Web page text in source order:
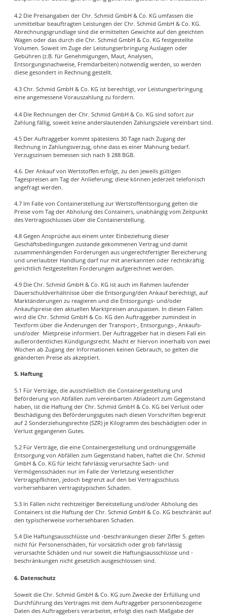
4.2 Die Preisangaben der Chr. Schmid GmbH & Co. KG umfassen die
unmittelbar beauftragten Leistungen der Chr. Schmid GmbH & Co. KG.
Abrechnungsgrundlage sind die ermittelten Gewichte auf den geeichten
Wagen oder das durch die Chr. Schmid GmbH & Co. KG festgestellte
Volumen. Soweit im Zuge der Leistungserbringung Auslagen oder
Gebühren (z.B. für Genehmigungen, Maut, Analysen,
Entsorgungsnachweise, Fremdarbeiten) notwendig werden, so werden
diese gesondert in Rechnung gestellt.
4.3 Chr. Schmid GmbH & Co. KG ist berechtigt, vor Leistungserbringung
eine angemessene Vorauszahlung zu fordern.
4.4 Die Rechnungen der Chr. Schmid GmbH & Co. KG sind sofort zur
Zahlung fällig, soweit keine anderslautenden Zahlungsziele vereinbart sind.
4.5 Der Auftraggeber kommt spätestens 30 Tage nach Zugang der
Rechnung in Zahlungsverzug, ohne dass es einer Mahnung bedarf.
Verzugszinsen bemessen sich nach § 288 BGB.
4.6. Der Ankauf von Wertstoffen erfolgt, zu den jeweils gültigen
Tagespreisen am Tag der Anlieferung; diese können jederzeit telefonisch
angefragt werden.
4.7 Im Falle von Containerstellung zur Wertstoffentsorgung gelten die
Preise vom Tag der Abholung des Containers, unabhängig vom Zeitpunkt
des Vertragsschlusses über die Containerstellung.
4.8 Gegen Ansprüche aus einem unter Einbeziehung dieser
Geschäftsbedingungen zustande gekommenen Vertrag und damit
zusammenhängenden Forderungen aus ungerechtfertigter Bereicherung
und unerlaubter Handlung darf nur mit anerkannten oder rechtskräftig
gerichtlich festgestellten Forderungen aufgerechnet werden.
4.9 Die Chr. Schmid GmbH & Co. KG ist auch im Rahmen laufender
Dauerschuldverhältnisse über die Entsorgung/den Ankauf berechtigt, auf
Marktänderungen zu reagieren und die Entsorgungs- und/oder
Ankaufspreise den aktuellen Marktpreisen anzupassen. In diesen Fällen
wird die Chr. Schmid GmbH & Co. KG den Auftraggeber zumindest in
Textform über die Änderungen der Transport-, Entsorgungs-, Ankaufs-
und/oder Mietpreise informiert. Der Auftraggeber hat in diesem Fall ein
außerordentliches Kündigungsrecht. Macht er hiervon innerhalb von zwei
Wochen ab Zugang der Informationen keinen Gebrauch, so gelten die
geänderten Preise als akzeptiert.
5. Haftung
5.1 Für Verträge, die ausschließlich die Containergestellung und
Beförderung von Abfällen zum vereinbarten Abladeort zum Gegenstand
haben, ist die Haftung der Chr. Schmid GmbH & Co. KG bei Verlust oder
Beschädigung des Beförderungsgutes nach diesen Vorschriften begrenzt
auf 2 Sonderziehungsrechte (SZR) je Kilogramm des beschädigten oder in
Verlust gegangenen Gutes.
5.2 Für Verträge, die eine Containergestellung und ordnungsgemäße
Entsorgung von Abfällen zum Gegenstand haben, haftet die Chr. Schmid
GmbH & Co. KG für leicht fahrlässig verursachte Sach- und
Vermögensschäden nur im Falle der Verletzung wesentlicher
Vertragspflichten, jedoch begrenzt auf den bei Vertragsschluss
vorhersehbaren vertragstypischen Schaden.
5.3 In Fällen nicht rechtzeitiger Bereitstellung und/oder Abholung des
Containers ist die Haftung der Chr. Schmid GmbH & Co. KG beschränkt auf
den typischerweise vorhersehbaren Schaden.
5.4 Die Haftungsausschlüsse und -beschränkungen dieser Ziffer 5. gelten
nicht für Personenschäden, für vorsätzlich oder grob fahrlässig
verursachte Schäden und nur soweit die Haftungsausschlüsse und -
beschränkungen nicht gesetzlich ausgeschlossen sind.
6. Datenschutz
Soweit die Chr. Schmid GmbH & Co. KG zum Zwecke der Erfüllung und
Durchführung des Vertrages mit dem Auftraggeber personenbezogene
Daten des Auftraggebers verarbeitet, erfolgt dies nach Maßgabe der